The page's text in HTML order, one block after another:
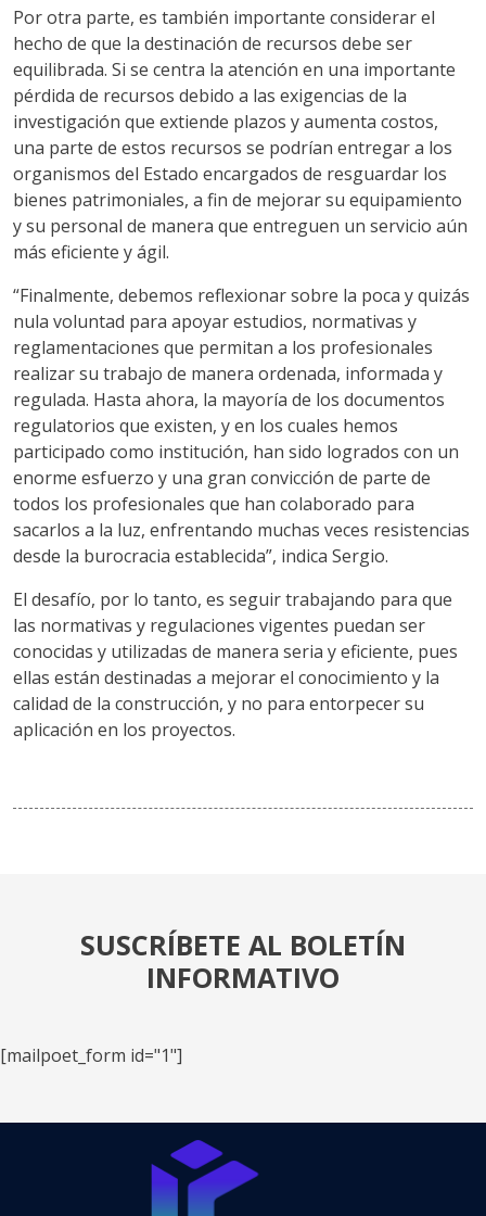
Por otra parte, es también importante considerar el
hecho de que la destinación de recursos debe ser
equilibrada. Si se centra la atención en una importante
pérdida de recursos debido a las exigencias de la
investigación que extiende plazos y aumenta costos,
una parte de estos recursos se podrían entregar a los
organismos del Estado encargados de resguardar los
bienes patrimoniales, a fin de mejorar su equipamiento
y su personal de manera que entreguen un servicio aún
más eficiente y ágil.
“Finalmente, debemos reflexionar sobre la poca y quizás
nula voluntad para apoyar estudios, normativas y
reglamentaciones que permitan a los profesionales
realizar su trabajo de manera ordenada, informada y
regulada. Hasta ahora, la mayoría de los documentos
regulatorios que existen, y en los cuales hemos
participado como institución, han sido logrados con un
enorme esfuerzo y una gran convicción de parte de
todos los profesionales que han colaborado para
sacarlos a la luz, enfrentando muchas veces resistencias
desde la burocracia establecida”, indica Sergio.
El desafío, por lo tanto, es seguir trabajando para que
las normativas y regulaciones vigentes puedan ser
conocidas y utilizadas de manera seria y eficiente, pues
ellas están destinadas a mejorar el conocimiento y la
calidad de la construcción, y no para entorpecer su
aplicación en los proyectos.
SUSCRÍBETE AL BOLETÍN
INFORMATIVO
[mailpoet_form id="1"]